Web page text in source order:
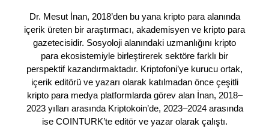
Dr. Mesut İnan, 2018’den bu yana kripto para alanında
içerik üreten bir araştırmacı, akademisyen ve kripto para
gazetecisidir. Sosyoloji alanındaki uzmanlığını kripto
para ekosistemiyle birleştirerek sektöre farklı bir
perspektif kazandırmaktadır. Kriptofoni’ye kurucu ortak,
içerik editörü ve yazarı olarak katılmadan önce çeşitli
kripto para medya platformlarda görev alan İnan, 2018–
2023 yılları arasında Kriptokoin’de, 2023–2024 arasında
ise COINTURK’te editör ve yazar olarak çalıştı.